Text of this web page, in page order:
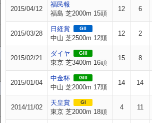
2015/04/12
福民報
福島 芝2000m 15頭
12 6
2015/03/28
日経賞 GII
中山 芝2500m 12頭
12 2
2015/02/21
ダイヤ GIII
東京 芝3400m 16頭
15 8
2015/01/04
中金杯 GIII
中山 芝2000m 17頭
14 14
2014/11/02
天皇賞 GI
東京 芝2000m 18頭
4 11